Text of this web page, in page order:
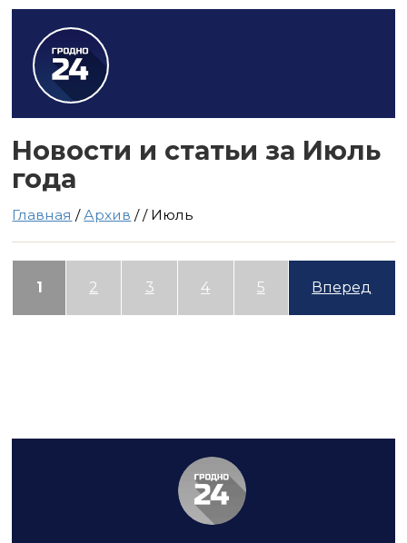
Новости и статьи за Июль
года
Главная /Архив // Июль
1 2 3 4 5 Вперед